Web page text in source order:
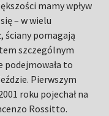
mamy wpływ
– w wielu
ściany pomagają
szczególnym
podejmowała to
Pierwszym
roku pojechał na
Rossitto.